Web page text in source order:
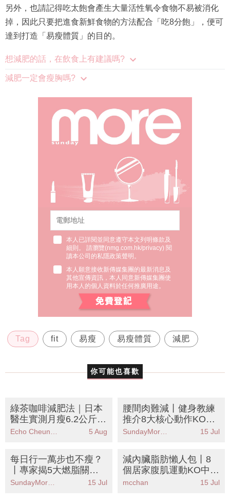
另外，也請記得吃太飽會產生大量活性氧令食物不易被消化
掉，因此只要把進食新鮮食物的方法配合「吃8分飽」，便可
達到打造「易瘦體質」的目的。
想減肥的話，在飲食上有建議嗎?
減肥一定會瘦胸嗎?
本人已詳閱並同意遵守本文列明條款及
細則。 請瀏覽(nmg.com.hk/privacy) 閱
讀本公司的私隱政策聲明。
本人願意接收新傳媒集團的最新消息及
其他宣傳資訊，本人同意新傳媒集團使
用本人的個人資料於任何推廣用途。
Tag fit 易瘦 易瘦體質 減肥
你可能也喜歡
綠茶咖啡減肥法｜日本
醫生實測月瘦6.2公斤！
黃金比例公開 專減大肚
5 Aug
腰間肉難減丨健身教練
推介8大核心動作KO頑
固肥肉丨附4週訓練餐15 Jul
每日行一萬步也不瘦？
丨專家揭5大燃脂關
鍵：心率才是重點！附
燃脂心率計算教學
15 Jul
減內臟脂肪懶人包丨8
個居家腹肌運動KO中央
肥胖！營養師解構體重
mcchan 15 Jul